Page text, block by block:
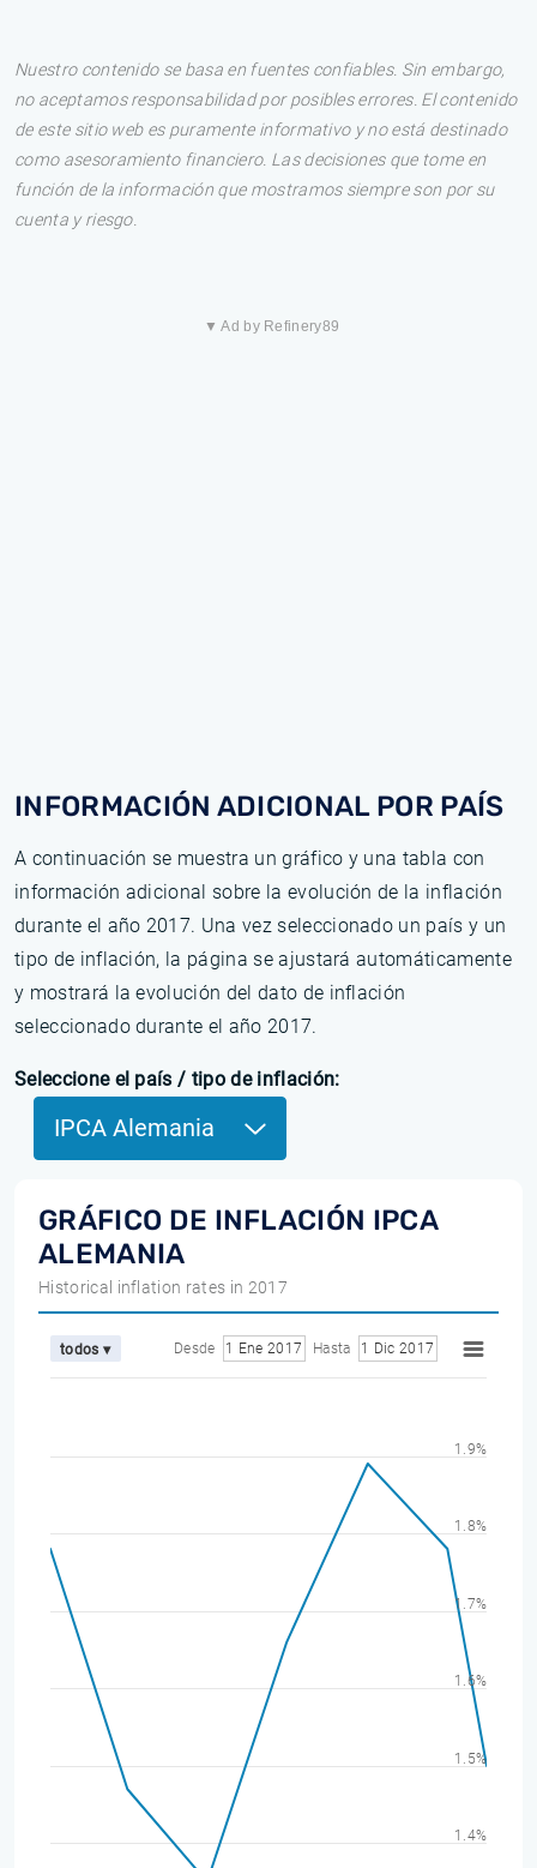
Nuestro contenido se basa en fuentes confiables. Sin embargo,
no aceptamos responsabilidad por posibles errores. El contenido
de este sitio web es puramente informativo y no está destinado
como asesoramiento financiero. Las decisiones que tome en
función de la información que mostramos siempre son por su
cuenta y riesgo.
▼ Ad by Refinery89
INFORMACIÓN ADICIONAL POR PAÍS
A continuación se muestra un gráfico y una tabla con
información adicional sobre la evolución de la inflación
durante el año 2017. Una vez seleccionado un país y un
tipo de inflación, la página se ajustará automáticamente
y mostrará la evolución del dato de inflación
seleccionado durante el año 2017.
Seleccione el país / tipo de inflación:
IPCA Alemania
GRÁFICO DE INFLACIÓN IPCA
ALEMANIA
Historical inflation rates in 2017
todos ▾ Desde 1 Ene 2017 Hasta 1 Dic 2017
1.4%
1.5%
1.6%
1.7%
1.8%
1.9%